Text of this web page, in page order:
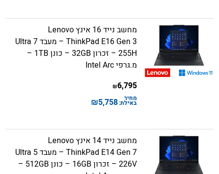
מחשב נייד 16 אינץ Lenovo
ThinkPad E16 Gen 3 – מעבד Ultra 7
255H – זכרון 32GB – כונן 1TB –
מ.גרפי Intel Arc
6,795
₪
מחיר
באילת:5,758
₪
מחשב נייד 14 אינץ Lenovo
ThinkPad E14 Gen 7 – מעבד Ultra 5
226V – זכרון 16GB – כונן 512GB –